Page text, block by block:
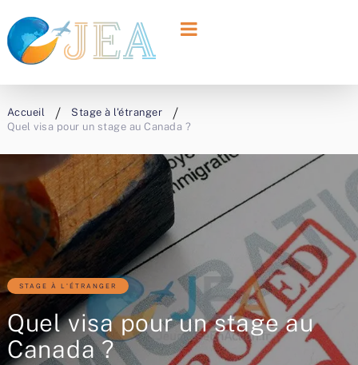
Accueil
Stage à l'étranger
Quel visa pour un stage au Canada ?
STAGE À L'ÉTRANGER
Quel visa pour un stage au
Canada ?